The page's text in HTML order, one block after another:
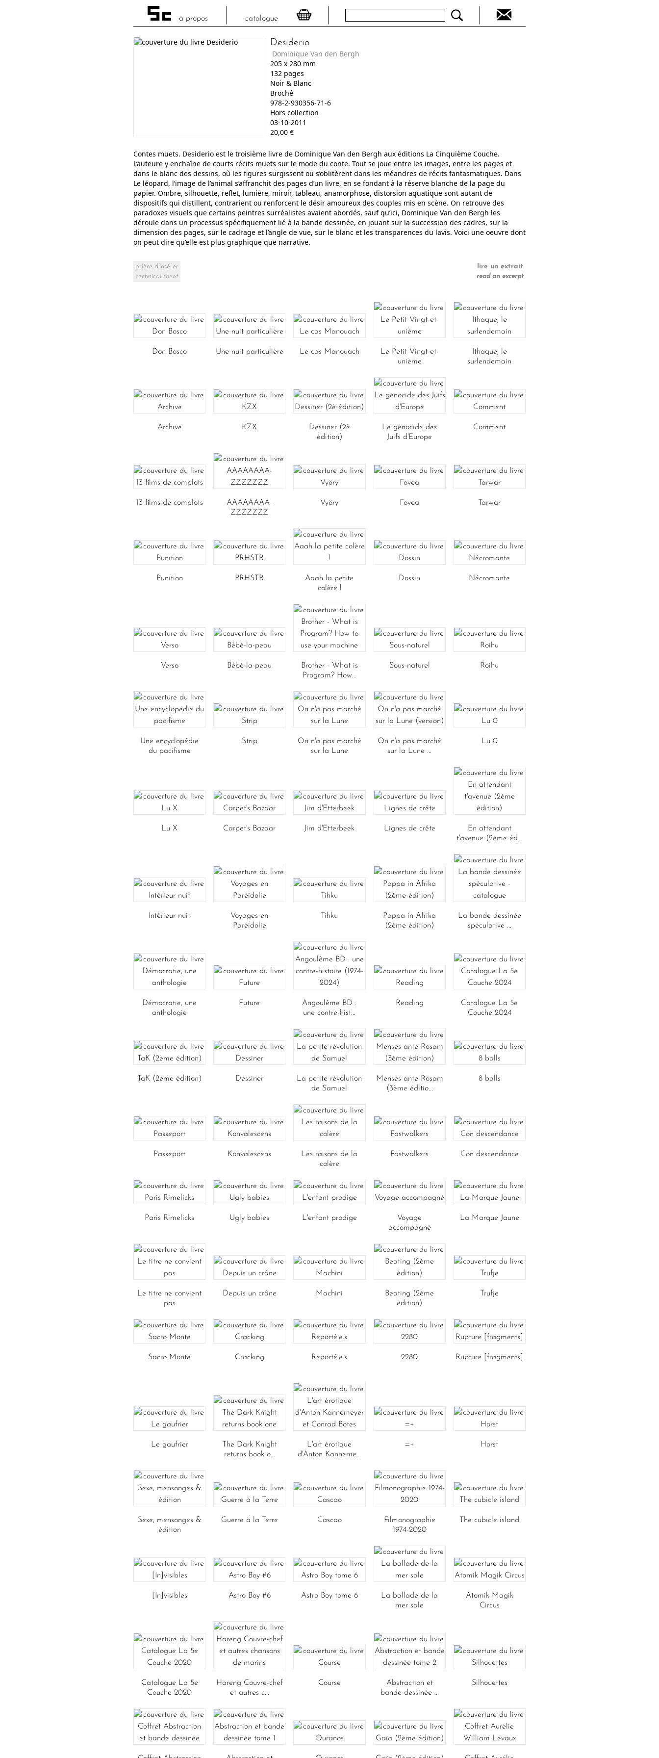
à propos catalogue
Desiderio
Dominique Van den Bergh
205x 280mm
132pages
Noir & Blanc
Broché
978-2-930356-71-6
Hors collection
03-10-2011
20,00€
Contes muets. Desiderio est le troisième livre de Dominique Van den Bergh aux éditions La Cinquième Couche.
L’auteure y enchaîne de courts récits muets sur le mode du conte. Tout se joue entre les images, entre les pages et
dans le blanc des dessins, où les figures surgissent ou s’oblitèrent dans les méandres de récits fantasmatiques. Dans
Le léopard, l’image de l’animal s’affranchit des pages d’un livre, en se fondant à la réserve blanche de la page du
papier. Ombre, silhouette, reflet, lumière, miroir, tableau, anamorphose, distorsion aquatique sont autant de
dispositifs qui distillent, contrarient ou renforcent le désir amoureux des couples mis en scène. On retrouve des
paradoxes visuels que certains peintres surréalistes avaient abordés, sauf qu’ici, Dominique Van den Bergh les
déroule dans un processus spécifiquement lié à la bande dessinée, en jouant sur la succession des cadres, sur la
dimension des pages, sur le cadrage et l’angle de vue, sur le blanc et les transparences du lavis. Voici une oeuvre dont
on peut dire qu’elle est plus graphique que narrative.
prière d’insérer
technical sheet
lire un extrait
read an excerpt
Don Bosco Une nuit particulière Le cas Manouach
Le Petit Vingt-et-
unième
Ithaque, le
surlendemain
Archive KZX
Dessiner (2è
édition)
Le génocide des
Juifs d'Europe
Comment
13 films de complots
AAAAAAAA-
ZZZZZZZ
Vyöry Fovea Tarwar
Punition PRHSTR
Aaah la petite
colère !
Dossin Nécromante
Verso Bébé-la-peau
Brother - What is
Program? How...
Sous-naturel Roihu
Une encyclopédie
du pacifisme
Strip
On n'a pas marché
sur la Lune
On n'a pas marché
sur la Lune ...
Lu 0
Lu X Carpet's Bazaar Jim d'Etterbeek Lignes de crête
En attendant
t'avenue (2ème éd...
Intérieur nuit
Voyages en
Paréidolie
Tihku
Pappa in Afrika
(2ème édition)
La bande dessinée
spéculative ...
Démocratie, une
anthologie
Future
Angoulême BD :
une contre-hist...
Reading
Catalogue La 5e
Couche 2024
TaK (2ème édition) Dessiner
La petite révolution
de Samuel
Menses ante Rosam
(3ème éditio...
8 balls
Passeport Konvalescens
Les raisons de la
colère
Fastwalkers Con descendance
Paris Rimelicks Ugly babies L'enfant prodige
Voyage
accompagné
La Marque Jaune
Le titre ne convient
pas
Depuis un crâne Machini
Beating (2ème
édition)
Trufje
Sacro Monte Cracking Reporté.e.s 2280 Rupture [fragments]
Le gaufrier
The Dark Knight
returns book o...
L'art érotique
d'Anton Kanneme...
=+ Horst
Sexe, mensonges &
édition
Guerre à la Terre Cascao
Filmonographie
1974-2020
The cubicle island
[In]visibles Astro Boy #6 Astro Boy tome 6
La ballade de la
mer sale
Atomik Magik
Circus
Catalogue La 5e
Couche 2020
Hareng Couvre-chef
et autres c...
Course
Abstraction et
bande dessinée ...
Silhouettes